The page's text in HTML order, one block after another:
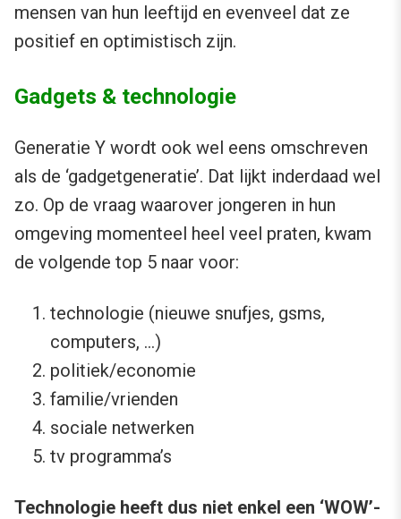
mensen van hun leeftijd en evenveel dat ze
positief en optimistisch zijn.
Gadgets & technologie
Generatie Y wordt ook wel eens omschreven
als de ‘gadgetgeneratie’. Dat lijkt inderdaad wel
zo. Op de vraag waarover jongeren in hun
omgeving momenteel heel veel praten, kwam
de volgende top 5 naar voor:
technologie (nieuwe snufjes, gsms,
computers, …)
politiek/economie
familie/vrienden
sociale netwerken
tv programma’s
Technologie heeft dus niet enkel een ‘WOW’-